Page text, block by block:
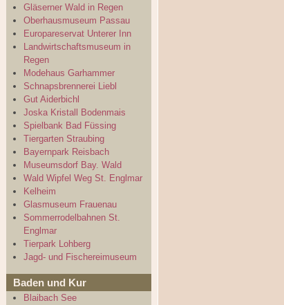
Gläserner Wald in Regen
Oberhausmuseum Passau
Europareservat Unterer Inn
Landwirtschaftsmuseum in
Regen
Modehaus Garhammer
Schnapsbrennerei Liebl
Gut Aiderbichl
Joska Kristall Bodenmais
Spielbank Bad Füssing
Tiergarten Straubing
Bayernpark Reisbach
Museumsdorf Bay. Wald
Wald Wipfel Weg St. Englmar
Kelheim
Glasmuseum Frauenau
Sommerrodelbahnen St.
Englmar
Tierpark Lohberg
Jagd- und Fischereimuseum
Baden und Kur
Blaibach See